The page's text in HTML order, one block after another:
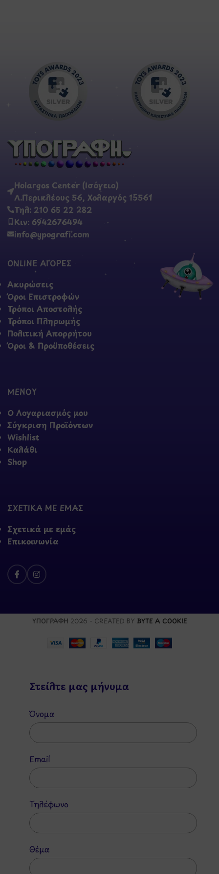
Holargos Center (Ισόγειο)
Λ.Περικλέους 56, Χολαργός 15561
Τηλ: 210 65 22 282
Κιν: 6942676494
info@ypografi.com
ONLINE ΑΓΟΡΕΣ
Ακυρώσεις
Όροι Επιστροφών
Τρόποι Αποστολής
Τρόποι Πληρωμής
Πολιτική Απορρήτου
Όροι & Προϋποθέσεις
ΜΕΝΟΥ
Ο Λογαριασμός μου
Σύγκριση Προϊόντων
Wishlist
Καλάθι
Shop
ΣΧΕΤΙΚΑ ΜΕ ΕΜΑΣ
Σχετικά με εμάς
Επικοινωνία
ΥΠΟΓΡΑΦΗ 2026 - CREATED BY BYTE A COOKIE
Στείλτε μας μήνυμα
Όνομα
Email
Τηλέφωνο
Θέμα